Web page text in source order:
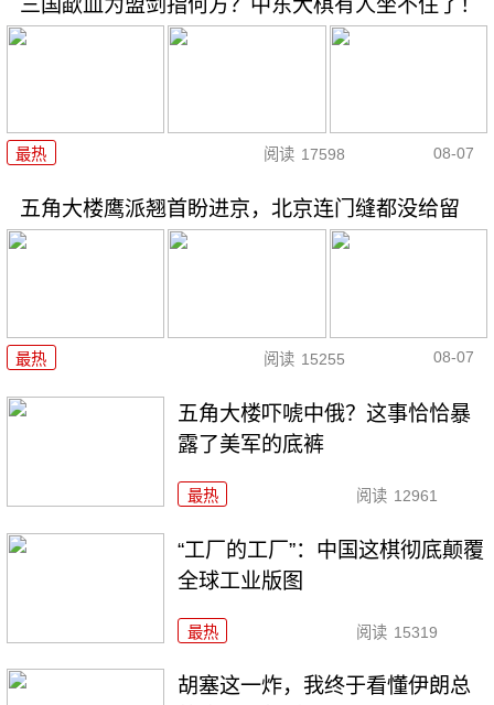
三国歃血为盟剑指何方？中东大棋有人坐不住了！
最热 阅读 17598 08-07
五角大楼鹰派翘首盼进京，北京连门缝都没给留
最热 阅读 15255 08-07
五角大楼吓唬中俄？这事恰恰暴
露了美军的底裤
最热 阅读 12961
“工厂的工厂”：中国这棋彻底颠覆
全球工业版图
最热 阅读 15319
胡塞这一炸，我终于看懂伊朗总